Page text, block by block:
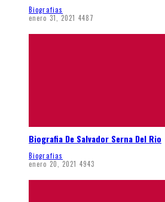
Biografias
enero 31, 2021 4487
Biografia De Salvador Serna Del Rio
Biografias
enero 20, 2021 4943